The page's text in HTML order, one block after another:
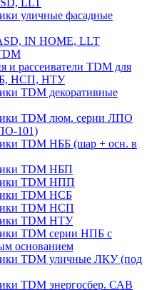
LLT
уличные фасадные
IN HOME, LLT
и рассеиватели TDM для
НСП, НТУ
TDM декоративные
TDM люм. серии ЛПО
101)
TDM НББ (шар + осн. в
TDM НБП
TDM НПП
TDM НСБ
TDM НСП
TDM НТУ
TDM серии НПБ с
основанием
TDM уличные ЛКУ (под
TDM энергосбер. САВ